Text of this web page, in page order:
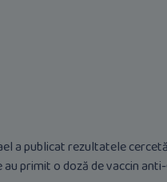
a publicat rezultatele
au primit o doză de vaccin